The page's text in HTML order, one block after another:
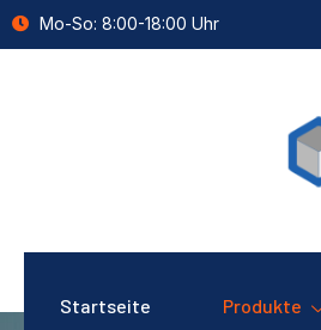
Mo-So: 8:00-18:00 Uhr
Startseite Produkte